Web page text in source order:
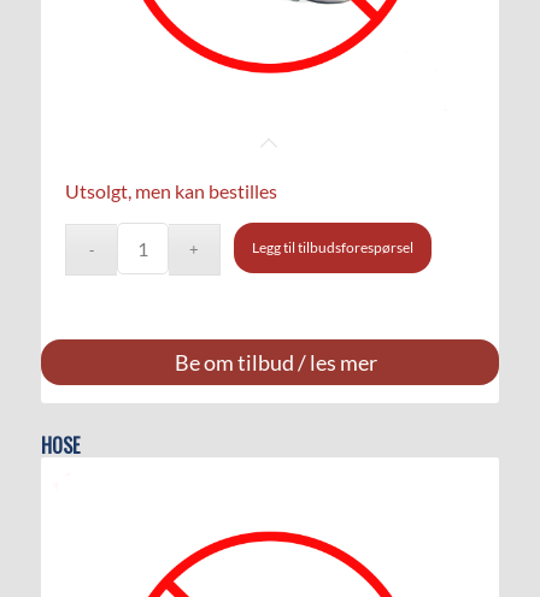
Utsolgt, men kan bestilles
Legg til tilbudsforespørsel
Be om tilbud / les mer
HOSE